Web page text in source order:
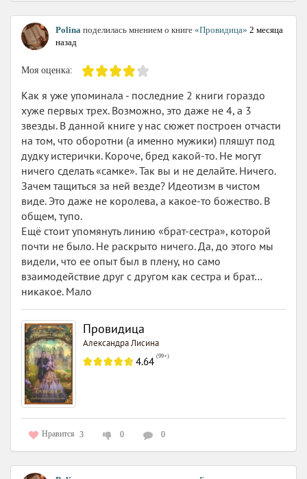
Polina поделилась мнением о книге «Провидица» 2 месяца
назад
Моя оценка:
Как я уже упоминала - последние 2 книги гораздо
хуже первых трех. Возможно, это даже не 4, а 3
звезды. В данной книге у нас сюжет построен отчасти
на том, что оборотни (а именно мужики) пляшут под
дудку истерички. Короче, бред какой-то. Не могут
ничего сделать «самке». Так вы и не делайте. Ничего.
Зачем тащиться за ней везде? Идеотизм в чистом
виде. Это даже не королева, а какое-то божество. В
общем, тупо.
Ещё стоит упомянуть линию «брат-сестра», которой
почти не было. Не раскрыто ничего. Да, до этого мы
видели, что ее опыт был в плену, но само
взаимодействие друг с другом как сестра и брат…
никакое. Мало
Провидица
Александра Лисина
4.64 (99+)
Нравится 3 0 0